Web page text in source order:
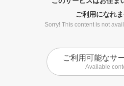
ご利用になれま
Sorry! This content is not
ご利用可能なサ
Available